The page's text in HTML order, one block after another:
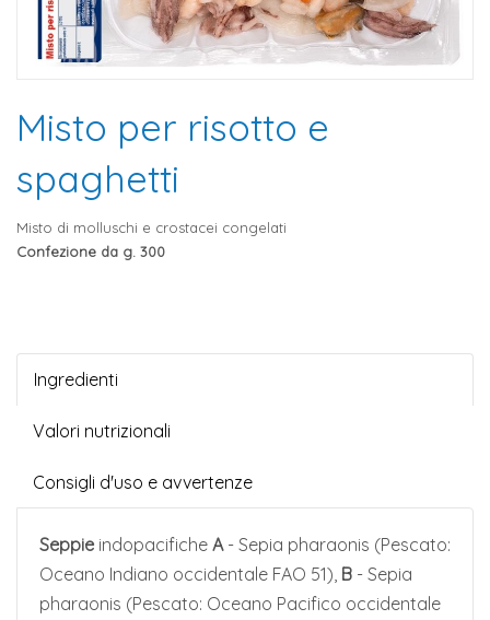
Misto per risotto e
spaghetti
Misto di molluschi e crostacei congelati
Confezione da g. 300
Ingredienti
Valori nutrizionali
Consigli d'uso e avvertenze
Seppie indopacifiche A- Sepia pharaonis (Pescato:
Oceano Indiano occidentale FAO 51), B - Sepia
pharaonis (Pescato: Oceano Pacifico occidentale